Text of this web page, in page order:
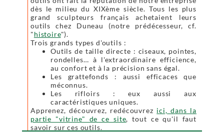
dès le milieu du XIXème siècle. Tous les plus
grand sculpteurs français achetaient leurs
outils chez Duneau (notre prédécesseur, cf.
"histoire").
Trois grands types d'outils :
Outils de taille directe : ciseaux, pointes,
rondelles… à l'extraordinaire efficience,
au confort et à la précision sans égal.
Les grattefonds : aussi efficaces que
méconnus.
Les rifloirs : eux aussi aux
caractéristiques uniques.
Apprenez, découvrez, redécouvrez ici, dans la
partie "vitrine" de ce site, tout ce qu'il faut
savoir sur ces outils.